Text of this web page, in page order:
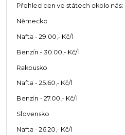
Přehled cen ve státech okolo nás:
Německo
Nafta - 29.00,- Kč/l
Benzín - 30.00,- Kč/l
Rakousko
Nafta - 25.60,- Kč/l
Benzín - 27.00,- Kč/l
Slovensko
Nafta - 26.20,- Kč/l